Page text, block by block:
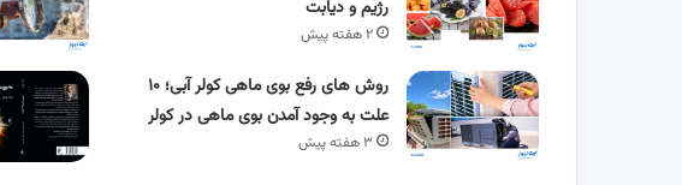
رژیم و دیابت
۲ هفته پیش
روش های رفع بوی ماهی کولر آبی؛ ۱۰
علت به وجود آمدن بوی ماهی در کولر
۳ هفته پیش